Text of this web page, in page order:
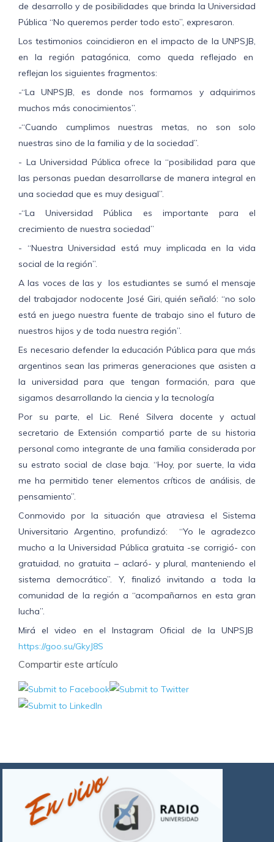
de desarrollo y de posibilidades que brinda la Universidad
Pública “No queremos perder todo esto”, expresaron.
Los testimonios coincidieron en el impacto de la UNPSJB,
en la región patagónica, como queda reflejado en
reflejan los siguientes fragmentos:
-“La UNPSJB, es donde nos formamos y adquirimos
muchos más conocimientos”.
-“Cuando cumplimos nuestras metas, no son solo
nuestras sino de la familia y de la sociedad”.
- La Universidad Pública ofrece la “posibilidad para que
las personas puedan desarrollarse de manera integral en
una sociedad que es muy desigual”.
-“La Universidad Pública es importante para el
crecimiento de nuestra sociedad”
- “Nuestra Universidad está muy implicada en la vida
social de la región”.
A las voces de las y los estudiantes se sumó el mensaje
del trabajador nodocente José Giri, quién señaló: “no solo
está en juego nuestra fuente de trabajo sino el futuro de
nuestros hijos y de toda nuestra región”.
Es necesario defender la educación Pública para que más
argentinos sean las primeras generaciones que asisten a
la universidad para que tengan formación, para que
sigamos desarrollando la ciencia y la tecnología
Por su parte, el Lic. René Silvera docente y actual
secretario de Extensión compartió parte de su historia
personal como integrante de una familia considerada por
su estrato social de clase baja. “Hoy, por suerte, la vida
me ha permitido tener elementos críticos de análisis, de
pensamiento”.
Conmovido por la situación que atraviesa el Sistema
Universitario Argentino, profundizó: “Yo le agradezco
mucho a la Universidad Pública gratuita -se corrigió- con
gratuidad, no gratuita – aclaró- y plural, manteniendo el
sistema democrático”. Y, finalizó invitando a toda la
comunidad de la región a “acompañarnos en esta gran
lucha”.
Mirá el video en el Instagram Oficial de la UNPSJB
https://goo.su/GkyJ8S
Compartir este artículo